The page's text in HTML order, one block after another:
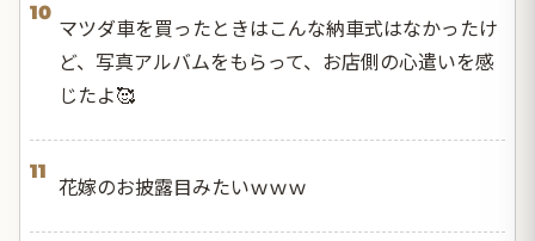
10
マツダ車を買ったときはこんな納車式はなかったけ
ど、写真アルバムをもらって、お店側の心遣いを感
じたよ🥰
11
花嫁のお披露目みたいｗｗｗ